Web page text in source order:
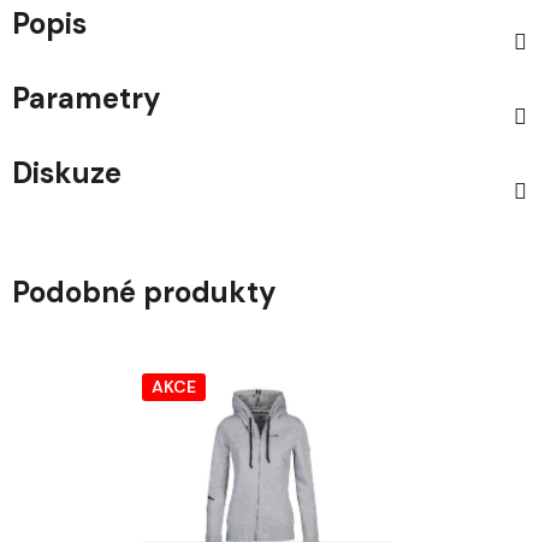
Popis
Parametry
Diskuze
Podobné produkty
AKCE